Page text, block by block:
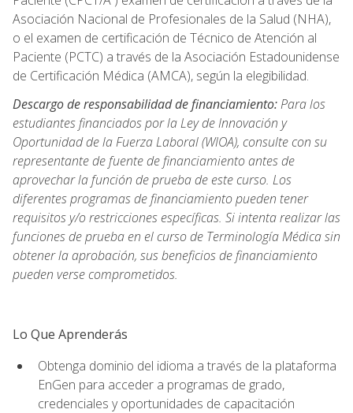
Asociación Nacional de Profesionales de la Salud (NHA),
o el examen de certificación de Técnico de Atención al
Paciente (PCTC) a través de la Asociación Estadounidense
de Certificación Médica (AMCA), según la elegibilidad.
Descargo de responsabilidad de financiamiento:Para los
estudiantes financiados por la Ley de Innovación y
Oportunidad de la Fuerza Laboral (WIOA), consulte con su
representante de fuente de financiamiento antes de
aprovechar la función de prueba de este curso. Los
diferentes programas de financiamiento pueden tener
requisitos y/o restricciones específicas. Si intenta realizar las
funciones de prueba en el curso de Terminología Médica sin
obtener la aprobación, sus beneficios de financiamiento
pueden verse comprometidos.
Lo Que Aprenderás
Obtenga dominio del idioma a través de la plataforma
EnGen para acceder a programas de grado,
credenciales y oportunidades de capacitación